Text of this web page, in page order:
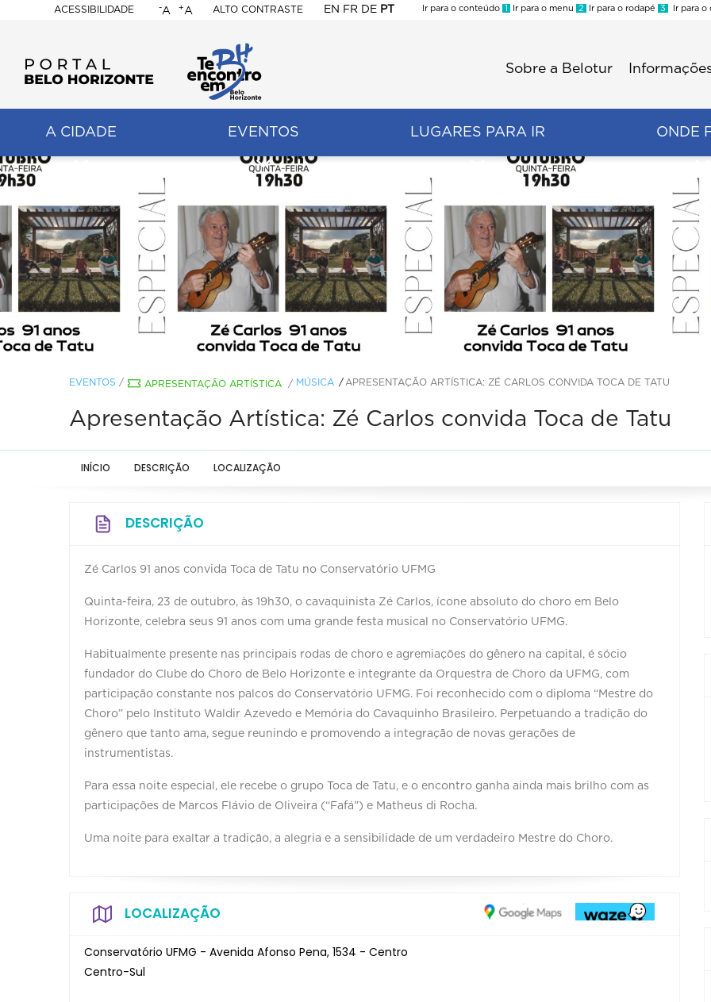
ACESSIBILIDADE
BELO
HORIZONTE
-A +A ALTO CONTRASTE EN FR DE PT
Ir para o conteúdo 1 Ir para o menu 2 Ir para o rodapé 3 Ir para o
Sobre a Belotur
A CIDADE EVENTOS LUGARES PARA IR ONDE
EVENTOS / APRESENTAÇÃO ARTÍSTICA / MÚSICA APRESENTAÇÃO ARTÍSTICA: ZÉ CARLOS CONVIDA TOCA DE TATU
Apresentação Artística: Zé Carlos convida Toca de Tatu
INÍCIO DESCRIÇÃO LOCALIZAÇÃO
DESCRIÇÃO
Zé Carlos 91 anos convida Toca de Tatu no Conservatório UFMG
Quinta-feira, 23 de outubro, às 19h30, o cavaquinista Zé Carlos, ícone absoluto do choro em Belo
Horizonte, celebra seus 91 anos com uma grande festa musical no Conservatório UFMG.
Habitualmente presente nas principais rodas de choro e agremiações do gênero na capital, é sócio
fundador do Clube do Choro de Belo Horizonte e integrante da Orquestra de Choro da UFMG, com
participação constante nos palcos do Conservatório UFMG. Foi reconhecido com o diploma “Mestre do
Choro” pelo Instituto Waldir Azevedo e Memória do Cavaquinho Brasileiro. Perpetuando a tradição do
gênero que tanto ama, segue reunindo e promovendo a integração de novas gerações de
instrumentistas.
Para essa noite especial, ele recebe o grupo Toca de Tatu, e o encontro ganha ainda mais brilho com as
participações de Marcos Flávio de Oliveira (“Fafá”) e Matheus di Rocha.
Uma noite para exaltar a tradição, a alegria e a sensibilidade de um verdadeiro Mestre do Choro.
LOCALIZAÇÃO
Conservatório UFMG - Avenida Afonso Pena, 1534 - Centro
Centro-Sul